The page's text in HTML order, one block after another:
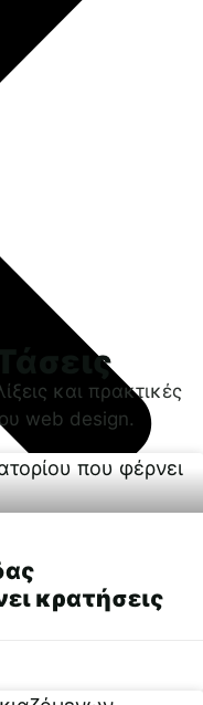
και πρακτικές
web design.
κρατήσεις